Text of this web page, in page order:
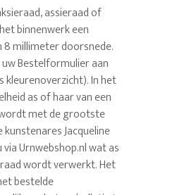
assieraad of
binnenwerk een
8 millimeter doorsnede.
Bestelformulier aan
In het
as of haar van een
met de grootste
Jacqueline
Urnwebshop.nl wat as
wordt verwerkt. Het
bestelde